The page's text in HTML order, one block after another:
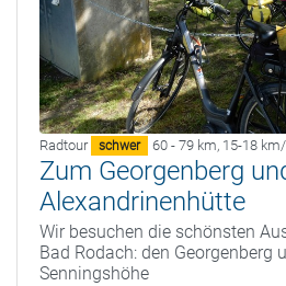
Radtour schwer 60 - 79 km, 15-18
Zum Georgenberg
Alexandrinenhütte
Wir besuchen die schönsten
Bad Rodach: den Georgenberg
Senningshöhe